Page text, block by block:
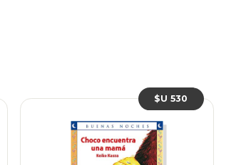
$U 530